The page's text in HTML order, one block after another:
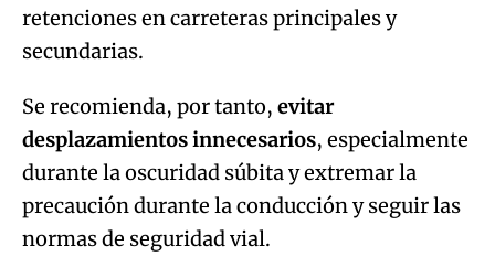
retenciones en carreteras principales y
secundarias.
Se recomienda, por tanto, evitar
desplazamientos innecesarios, especialmente
durante la oscuridad súbita y extremar la
precaución durante la conducción y seguir las
normas de seguridad vial.